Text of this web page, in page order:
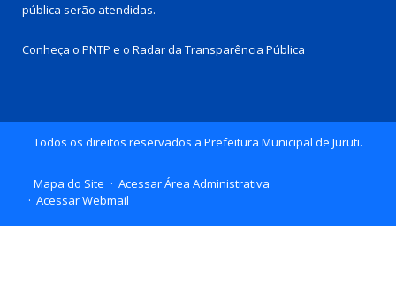
pública serão atendidas.
Conheça o PNTP e o Radar da Transparência Pública
Todos os direitos reservados a Prefeitura Municipal de Juruti.
Mapa do Site
Acessar Área Administrativa
Acessar Webmail